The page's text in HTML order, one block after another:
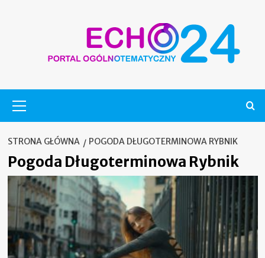
główne
STRONA GŁÓWNA POGODA DŁUGOTERMINOWA RYBNIK
Pogoda Długoterminowa Rybnik